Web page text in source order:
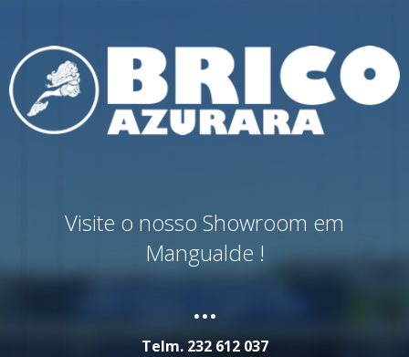
Visite o nosso Showroom em
Mangualde !
...
Telm. 232 612 037